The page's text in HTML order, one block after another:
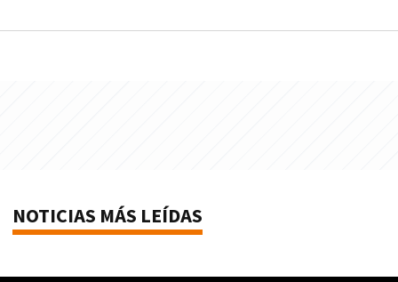
NOTICIAS MÁS LEÍDAS